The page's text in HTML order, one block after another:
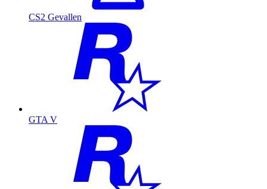
CS2 Gevallen
GTA V